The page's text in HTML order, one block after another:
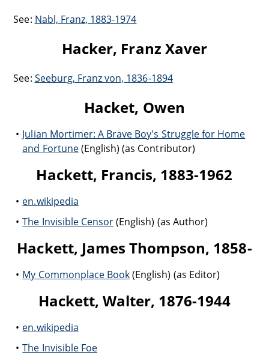
See: Nabl, Franz, 1883-1974
Hacker, Franz Xaver
See: Seeburg, Franz von, 1836-1894
Hacket, Owen
Julian Mortimer: A Brave Boy's Struggle for Home
and Fortune(English) (as Contributor)
Hackett, Francis, 1883-1962
en.wikipedia
The Invisible Censor(English) (as Author)
Hackett, James Thompson, 1858-
My Commonplace Book(English) (as Editor)
Hackett, Walter, 1876-1944
en.wikipedia
The Invisible Foe